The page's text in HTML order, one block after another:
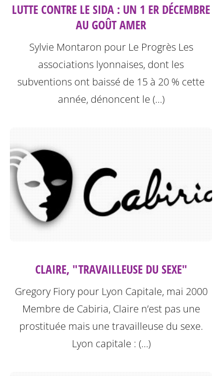
LUTTE CONTRE LE SIDA : UN 1 ER DÉCEMBRE
AU GOÛT AMER
Sylvie Montaron pour Le Progrès Les
associations lyonnaises, dont les
subventions ont baissé de 15 à 20 % cette
année, dénoncent le (…)
CLAIRE, "TRAVAILLEUSE DU SEXE"
Gregory Fiory pour Lyon Capitale, mai 2000
Membre de Cabiria, Claire n’est pas une
prostituée mais une travailleuse du sexe.
Lyon capitale : (…)